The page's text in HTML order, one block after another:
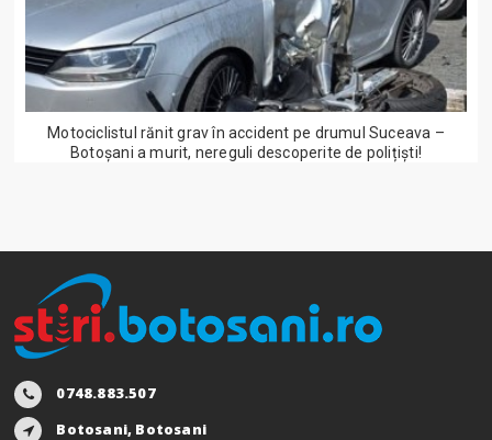
Motociclistul rănit grav în accident pe drumul Suceava –
Botoșani a murit, nereguli descoperite de polițiști!
0748.883.507
Botosani, Botosani